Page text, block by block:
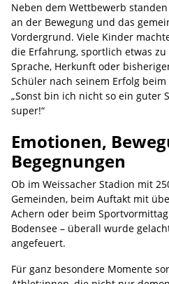
Neben dem Wettbewerb
an der Bewegung und das
Vordergrund. Viele Kinder
die Erfahrung, sportlich etwas
Sprache, Herkunft oder
Schüler nach seinem Erfolg
„Sonst bin ich nicht so ein guter
super!“
Emotionen,
Begegnungen
Ob im Weissacher Stadion mit
Gemeinden, beim Auftakt mit
Achern oder beim
Bodensee – überall wurde
angefeuert.
Für ganz besondere Momente